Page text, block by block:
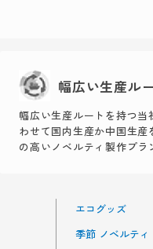
幅広い生産ル
幅広い生産ルートを持つ
わせて国内生産か中国生
の高いノベルティ製作プラ
エコグッズ
季節 ノベルティ